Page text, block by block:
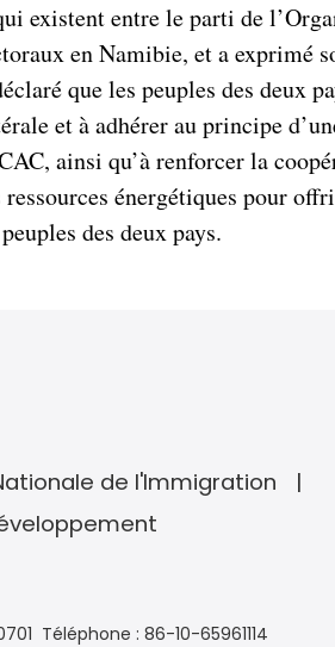
existent entre le parti de
en Namibie, et a exprimé
que les peuples des deux
et à adhérer au principe
ainsi qu’à renforcer la
énergétiques pour
des deux pays.
de l'Immigration
Téléphone : 86-10-65961114